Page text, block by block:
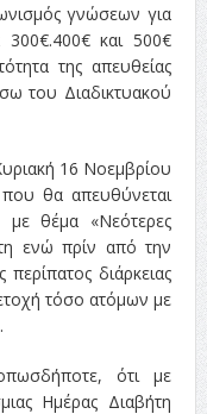
γνώσεων για
300€.400€ και 500€
της απευθείας
του Διαδικτυακού
16 Νοεμβρίου
θα απευθύνεται
θέμα «Νεότερες
ενώ πρίν από την
διάρκειας
τόσο ατόμων με
ότι με
Ημέρας Διαβήτη